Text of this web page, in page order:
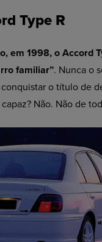
Type R
em 1998, o Accord
familiar”. Nunca o
o título de
Não. Não de